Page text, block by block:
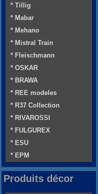
* Tillig
* Mabar
* Mehano
* Mistral Train
* Fleischmann
* OSKAR
* BRAWA
* REE modeles
* R37 Collection
* RIVAROSSI
* FULGUREX
* ESU
* EPM
Produits décor